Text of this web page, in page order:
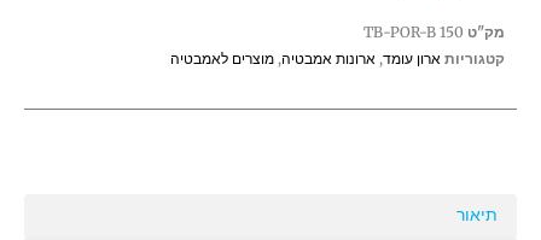
בוצ'ר\קוריאן
מק"ט TB-POR-B 150
קטגוריות ארון עומד, ארונות אמבטיה, מוצרים לאמבטיה
תיאור